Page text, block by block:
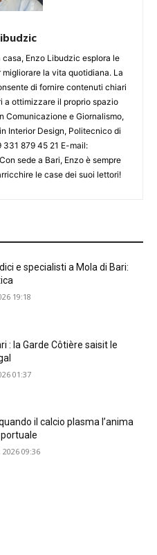
Enzo Libudzic esplora le
la vita quotidiana. La
di fornire contenuti chiari
a ottimizzare il proprio spazio
Comunicazione e Giornalismo,
Interior Design, Politecnico di
879 45 21 E-mail:
sede a Bari, Enzo è sempre
le case dei suoi lettori!
e specialisti a Mola di Bari:
19:18
: la Garde Côtière saisit le
01:37
il calcio plasma l’anima
09:36